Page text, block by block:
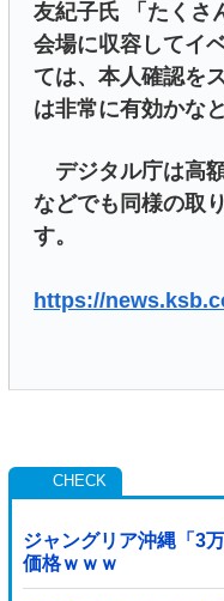
友紀子氏 「たくさ
会場に収容してイ
ては、本人確認を
は非常に有効かな
デジタル庁は高
などでも同様の取
す。
https://
ジャングリア沖縄「3
価格ｗｗｗ